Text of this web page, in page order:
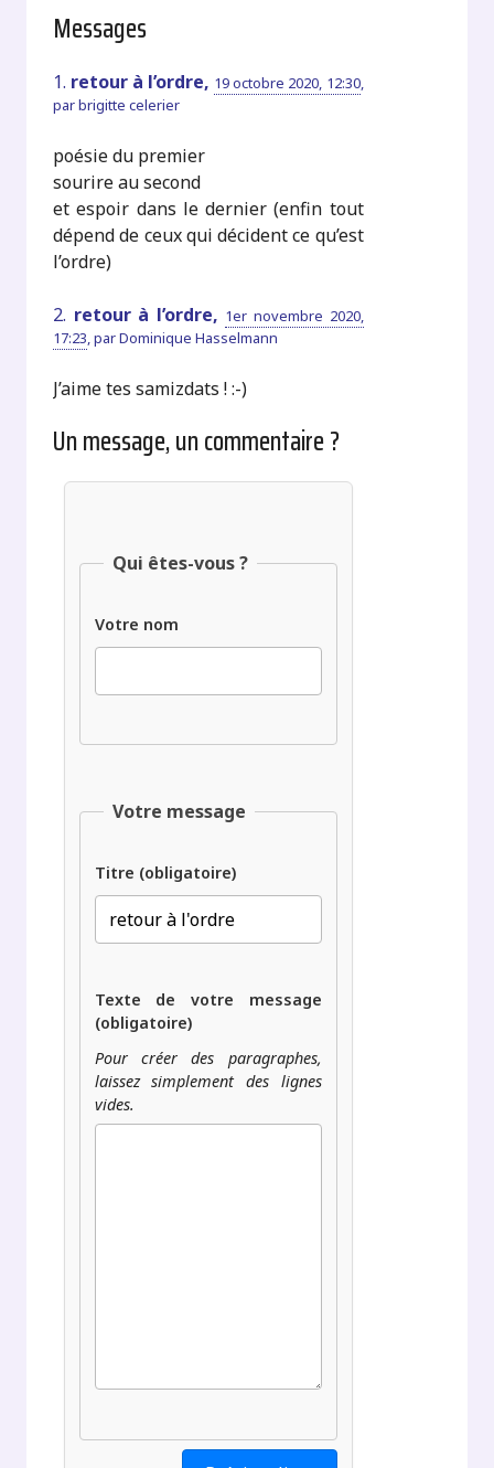
Messages
1. retour à l’ordre, 19 octobre 2020, 12:30,
parbrigitte celerier
poésie du premier
sourire au second
et espoir dans le dernier (enfin tout
dépend de ceux qui décident ce qu’est
l’ordre)
2. retour à l’ordre, 1er novembre 2020,
17:23,parDominique Hasselmann
J’aime tes samizdats ! :-)
Un message, un commentaire ?
Qui êtes-vous ?
Votre nom
Votre message
Titre (obligatoire)
Texte de votre message
(obligatoire)
Pour créer des paragraphes,
laissez simplement des lignes
vides.